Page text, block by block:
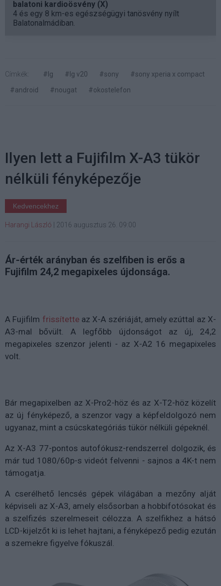
balatoni kardioösvény (X)
4 és egy 8 km-es egészségügyi tanösvény nyílt
Balatonalmádiban.
Címkék: #lg #lg v20 #sony
#sony xperia x compact
#android
#nougat #okostelefon
Ilyen lett a Fujifilm X-A3 tükör
nélküli fényképezője
Kedvencekhez
Harangi László 2016 augusztus 26. 09:00
Ár-érték arányban és szelfiben is erős a
Fujifilm 24,2 megapixeles újdonsága.
A Fujifilm frissítette az X-A szériáját, amely ezúttal az X-
A3-mal bővült. A legfőbb újdonságot az új, 24,2
megapixeles szenzor jelenti - az X-A2 16 megapixeles
volt.
Bár megapixelben az X-Pro2-höz és az X-T2-höz közelít
az új fényképező, a szenzor vagy a képfeldolgozó nem
ugyanaz, mint a csúcskategóriás tükör nélküli gépeknél.
Az X-A3 77-pontos autofókusz-rendszerrel dolgozik, és
már tud 1080/60p-s videót felvenni - sajnos a 4K-t nem
támogatja.
A cserélhető lencsés gépek világában a mezőny alját
képviseli az X-A3, amely elsősorban a hobbifotósokat és
a szelfizés szerelmeseit célozza. A szelfikhez a hátsó
LCD-kijelzőt ki is lehet hajtani, a fényképező pedig ezután
a szemekre figyelve fókuszál.